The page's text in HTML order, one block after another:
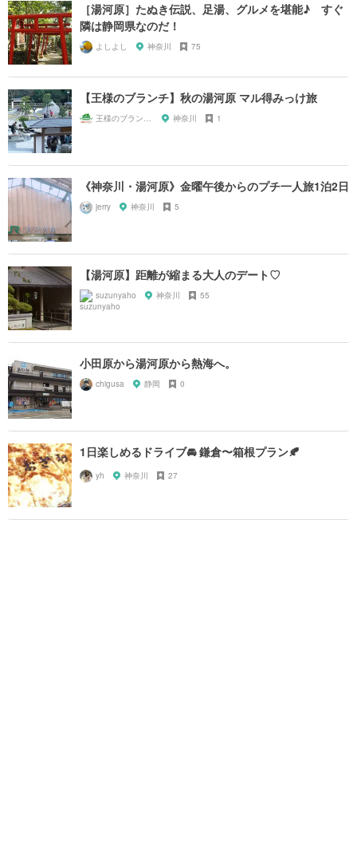
［湯河原］たぬき伝説、足湯、グルメを堪能♪ すぐ
隣は静岡県なのだ！
よしよし 神奈川 75
【王様のブランチ】秋の湯河原 マル得みっけ旅
王様のブランチファン 神奈川 1
《神奈川・湯河原》金曜午後からのプチ一人旅1泊2日
jerry 神奈川 5
【湯河原】距離が縮まる大人のデート♡
suzunyaho 神奈川 55
小田原から湯河原から熱海へ。
chigusa 静岡 0
1日楽しめるドライブ🚘 鎌倉〜箱根プラン🍂
yh 神奈川 27